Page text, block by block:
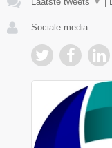
Sociale media: